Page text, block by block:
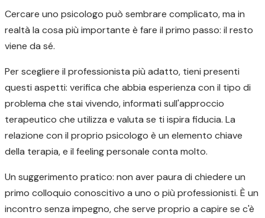
Cercare uno psicologo può sembrare complicato, ma in
realtà la cosa più importante è fare il primo passo: il resto
viene da sé.
Per scegliere il professionista più adatto, tieni presenti
questi aspetti: verifica che abbia esperienza con il tipo di
problema che stai vivendo, informati sull'approccio
terapeutico che utilizza e valuta se ti ispira fiducia. La
relazione con il proprio psicologo è un elemento chiave
della terapia, e il feeling personale conta molto.
Un suggerimento pratico: non aver paura di chiedere un
primo colloquio conoscitivo a uno o più professionisti. È un
incontro senza impegno, che serve proprio a capire se c'è